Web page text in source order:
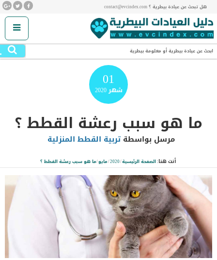
هل تبحث عن عيادة بيطرية ؟ contact@evcindex.com
ابحث عن عيادة بيطرية أو معلومة بيطرية
01
شهر2020
ما هو سبب رعشة القطط ؟
مرسل بواسطةتربية القطط المنزلية
أنت هنا:الصفحة الرئيسية/
2020
/مايو/ما هو سبب رعشة القطط ؟